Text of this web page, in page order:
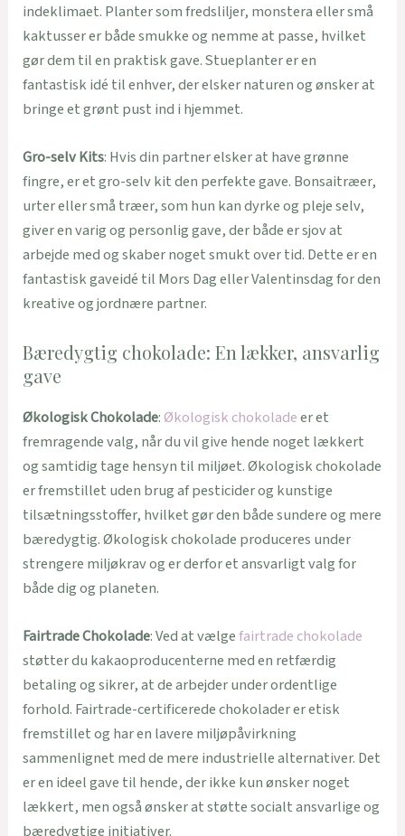
indeklimaet. Planter som fredsliljer, monstera eller små
kaktusser er både smukke og nemme at passe, hvilket
gør dem til en praktisk gave. Stueplanter er en
fantastisk idé til enhver, der elsker naturen og ønsker at
bringe et grønt pust ind i hjemmet.
Gro-selv Kits: Hvis din partner elsker at have grønne
fingre, er et gro-selv kit den perfekte gave. Bonsaitræer,
urter eller små træer, som hun kan dyrke og pleje selv,
giver en varig og personlig gave, der både er sjov at
arbejde med og skaber noget smukt over tid. Dette er en
fantastisk gaveidé til Mors Dag eller Valentinsdag for den
kreative og jordnære partner.
Bæredygtig chokolade: En lækker, ansvarlig
gave
Økologisk Chokolade: Økologisk chokoladeer et
fremragende valg, når du vil give hende noget lækkert
og samtidig tage hensyn til miljøet. Økologisk chokolade
er fremstillet uden brug af pesticider og kunstige
tilsætningsstoffer, hvilket gør den både sundere og mere
bæredygtig. Økologisk chokolade produceres under
strengere miljøkrav og er derfor et ansvarligt valg for
både dig og planeten.
Fairtrade Chokolade: Ved at vælgefairtrade chokolade
støtter du kakaoproducenterne med en retfærdig
betaling og sikrer, at de arbejder under ordentlige
forhold. Fairtrade-certificerede chokolader er etisk
fremstillet og har en lavere miljøpåvirkning
sammenlignet med de mere industrielle alternativer. Det
er en ideel gave til hende, der ikke kun ønsker noget
lækkert, men også ønsker at støtte socialt ansvarlige og
bæredygtige initiativer.